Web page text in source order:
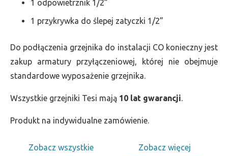
1 odpowietrznik 1/2”
1 przykrywka do ślepej zatyczki 1/2”
Do podłączenia grzejnika do instalacji CO konieczny jest
zakup armatury przyłączeniowej, której nie obejmuje
standardowe wyposażenie grzejnika.
Wszystkie grzejniki Tesi mają 10 lat gwarancji.
Produkt na indywidualne zamówienie.
Zobacz wszystkie
Zobacz więcej